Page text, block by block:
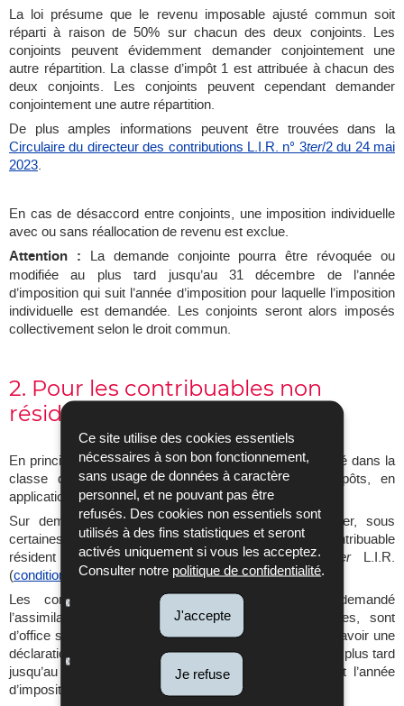
Ce site utilise des cookies essentiels
nécessaires à son bon fonctionnement,
sans usage de données à caractère
personnel, et ne pouvant pas être
refusés. Des cookies non essentiels sont
utilisés à des fins statistiques et seront
activés uniquement si vous les acceptez.
Consulter notre politique de confidentialité.
J'accepte
Je refuse
La loi présume que le revenu imposable ajusté commun soit
réparti à raison de 50% sur chacun des deux conjoints. Les
conjoints peuvent évidemment demander conjointement une
autre répartition. La classe d’impôt 1 est attribuée à chacun des
deux conjoints. Les conjoints peuvent cependant demander
conjointement une autre répartition.
De plus amples informations peuvent être trouvées dans la
Circulaire du directeur des contributions L.I.R. n° 3ter/2 du 24 mai
2023.
En cas de désaccord entre conjoints, une imposition individuelle
avec ou sans réallocation de revenu est exclue.
Attention : La demande conjointe pourra être révoquée ou
modifiée au plus tard jusqu’au 31 décembre de l’année
d’imposition qui suit l’année d’imposition pour laquelle l’imposition
individuelle est demandée. Les conjoints seront alors imposés
collectivement selon le droit commun.
2. Pour les contribuables non
résidents mariés
En principe, le contribuable non résident marié est rangé dans la
classe d’impôt 1 et imposé selon le barème d’impôts, en
application du droit commun.
Sur demande, le contribuable non résident peut opter, sous
certaines conditions, pour l’assimilation fiscale au contribuable
résident suivant les dispositions de l’article 157
terL.I.R.
(conditions d’assimilation).
Les contribuables non résidents mariés ayant demandé
l’assimilation et remplissant les conditions y relatives, sont
d’office soumis à une imposition par voie d’assiette, à savoir une
déclaration pour l’impôt sur le revenu doit être remise au plus tard
jusqu’au 31 décembre de l’année d’imposition qui suit l’année
d’imposition pour laquelle ils ont demandé l’assimilation.